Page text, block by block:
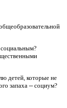
детей, которые не
запаха -- социум?